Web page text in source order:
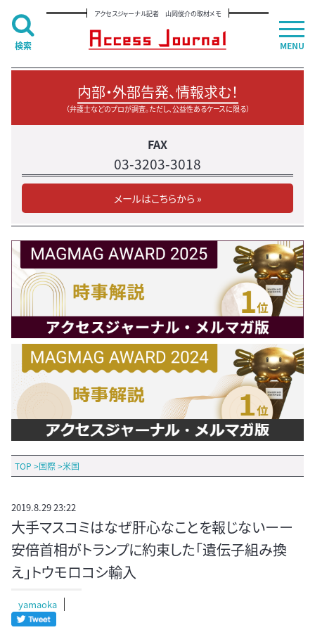
アクセスジャーナル記者 山岡俊介の取材メモ
内部・外部告発、情報求む！
（弁護士などのプロが調査。ただし、公益性あるケースに限る）
FAX
03-3203-3018
メールはこちらから »
TOP >国際>米国
2019.8.29 23:22
大手マスコミはなぜ肝心なことを報じないーー
安倍首相がトランプに約束した「遺伝子組み換
え」トウモロコシ輸入
yamaoka
MENU
検索